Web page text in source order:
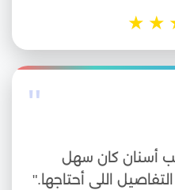
★
★
"
أسنان كان سهل
اللي أحتاجها."